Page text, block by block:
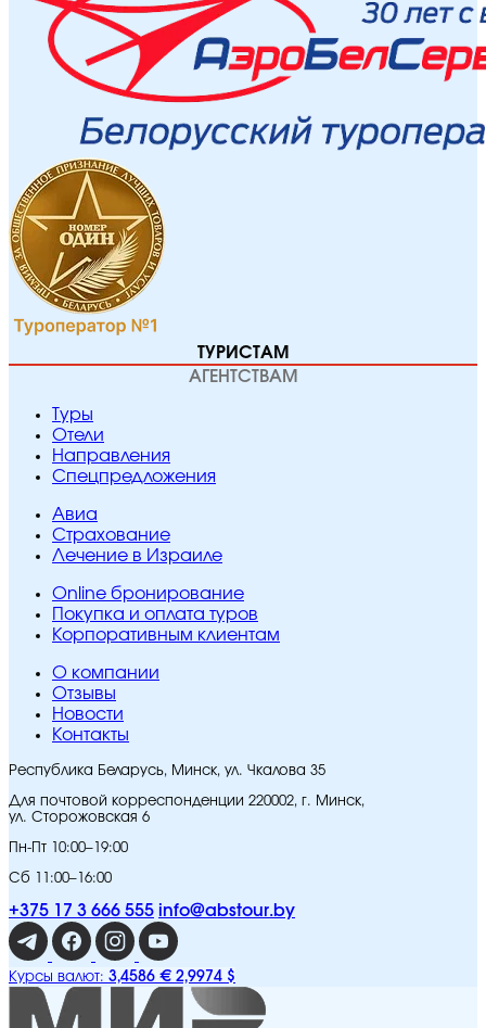
ТУРИСТАМ
АГЕНТСТВАМ
Туры
Отели
Направления
Спецпредложения
Авиа
Страхование
Лечение в Израиле
Online бронирование
Покупка и оплата туров
Корпоративным клиентам
O компании
Отзывы
Новости
Контакты
Республика Беларусь, Минск, ул. Чкалова 35
Для почтовой корреспонденции 220002, г. Минск,
ул. Сторожовская 6
Пн-Пт 10:00–19:00
Сб 11:00–16:00
+375 17 3 666 555 info@abstour.by
Курсы валют: 3,4586 € 2,9974 $